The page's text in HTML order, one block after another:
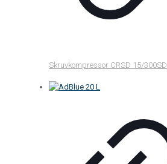
Skruvkompressor CRSD 15/300SD